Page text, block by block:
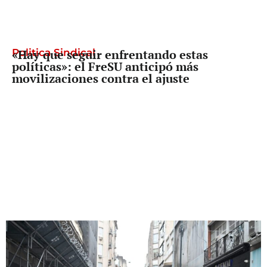
Politica Sindical
«Hay que seguir enfrentando estas
políticas»: el FreSU anticipó más
movilizaciones contra el ajuste